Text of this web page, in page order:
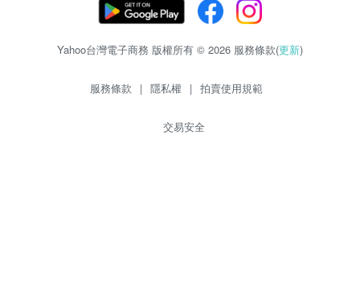
Yahoo台灣電子商務 版權所有 © 2026 服務條款(更新)
服務條款 | 隱私權 | 拍賣使用規範
交易安全